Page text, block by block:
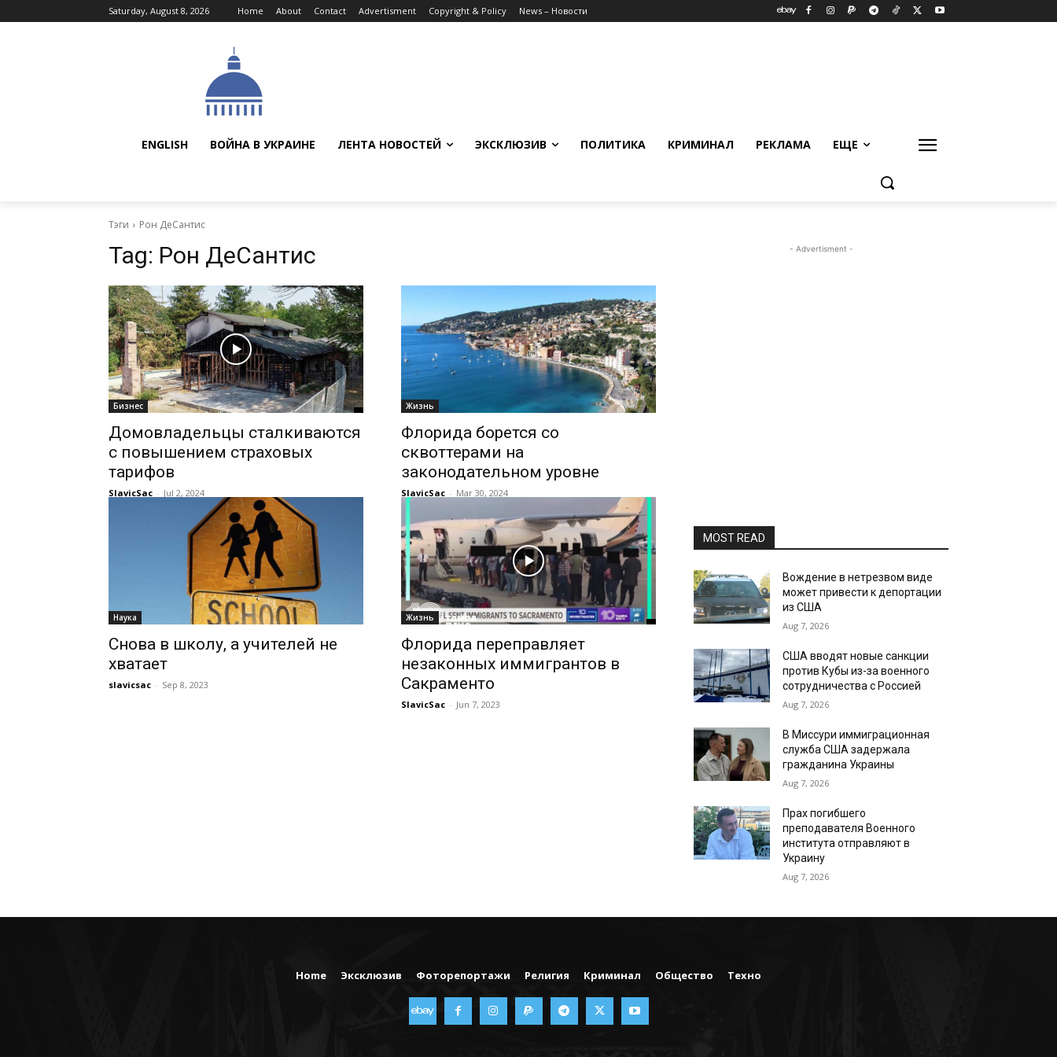
Saturday, August 8, 2026 Home About Contact Advertisment Copyright & Policy News – Новости
ENGLISH ВОЙНА В УКРАИНЕ ЛЕНТА НОВОСТЕЙ ЭКСКЛЮЗИВ ПОЛИТИКА КРИМИНАЛ РЕКЛАМА ЕЩЕ
Тэги Рон ДеСантис
Tag: Рон ДеСантис
Бизнес
Домовладельцы сталкиваются
с повышением страховых
тарифов
SlavicSac - Jul 2, 2024
Жизнь
Флорида борется со
сквоттерами на
законодательном уровне
SlavicSac - Mar 30, 2024
Наука
Снова в школу, а учителей не
хватает
slavicsac - Sep 8, 2023
Жизнь
Флорида переправляет
незаконных иммигрантов в
Сакраменто
SlavicSac - Jun 7, 2023
- Advertisment -
MOST READ
Вождение в нетрезвом виде
может привести к депортации
из США
Aug 7, 2026
США вводят новые санкции
против Кубы из-за военного
сотрудничества с Россией
Aug 7, 2026
В Миссури иммиграционная
служба США задержала
гражданина Украины
Aug 7, 2026
Прах погибшего
преподавателя Военного
института отправляют в
Украину
Aug 7, 2026
Home Эксклюзив Фоторепортажи Религия Криминал Общество Техно